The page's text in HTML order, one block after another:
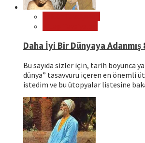
Daha İyi Bir Dünyaya Adanmış
Bu sayıda sizler için, tarih boyunca
dünya” tasavvuru içeren en önemli
istedim ve bu ütopyalar listesine